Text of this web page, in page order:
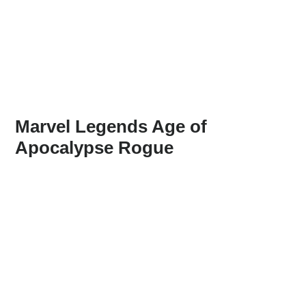
Marvel Legends Age of
Apocalypse Rogue